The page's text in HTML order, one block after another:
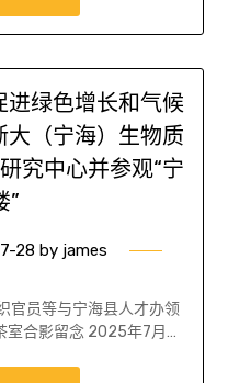
进绿色增长和气候
大（宁海）生物质
究中心并参观“宁
”
28 by james
官员等与宁海县人才办领
室合影留念 2025年7月…